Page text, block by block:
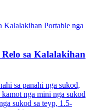
sa Kalalakihan